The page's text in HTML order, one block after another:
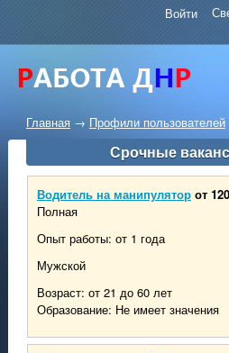
Войти
Главная → Профили пользователей
Срочные
Водитель на манипулятор от
Полная
Опыт работы: от 1 года
Мужской
Возраст: от 21 до 60 лет
Образование: Не имеет значения